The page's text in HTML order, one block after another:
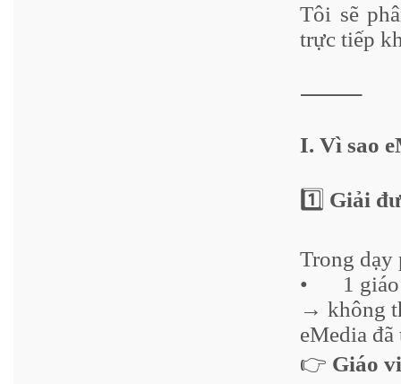
Tôi sẽ
trực tiếp
⸻
I. Vì sao
1️⃣ Giải
Trong dạy
•
1
→ không
eMedia đã
👉 Giáo